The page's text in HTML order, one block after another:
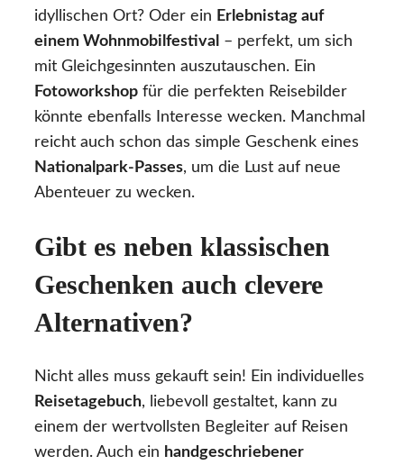
idyllischen Ort? Oder ein Erlebnistag auf
einem Wohnmobilfestival – perfekt, um sich
mit Gleichgesinnten auszutauschen. Ein
Fotoworkshop für die perfekten Reisebilder
könnte ebenfalls Interesse wecken. Manchmal
reicht auch schon das simple Geschenk eines
Nationalpark-Passes, um die Lust auf neue
Abenteuer zu wecken.
Gibt es neben klassischen
Geschenken auch clevere
Alternativen?
Nicht alles muss gekauft sein! Ein individuelles
Reisetagebuch, liebevoll gestaltet, kann zu
einem der wertvollsten Begleiter auf Reisen
werden. Auch ein handgeschriebener